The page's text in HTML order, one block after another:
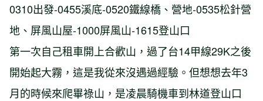
0310出發-0455溪底-0520鐵線橋、營地-0535松針營
地、屏風山屋-1000屏風山-1615登山口
第一次自己租車開上合歡山，過了台14甲線29K之後
開始起大霧，這是我從來沒遇過經驗。但想想去年3
月的時候來爬畢祿山，是凌晨騎機車到林道登山口